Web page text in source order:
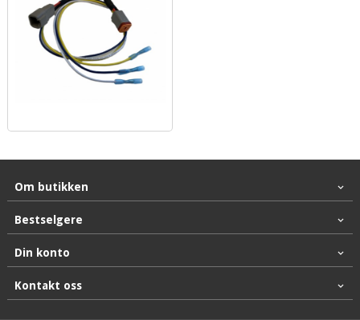
Om butikken
Bestselgere
Din konto
Kontakt oss